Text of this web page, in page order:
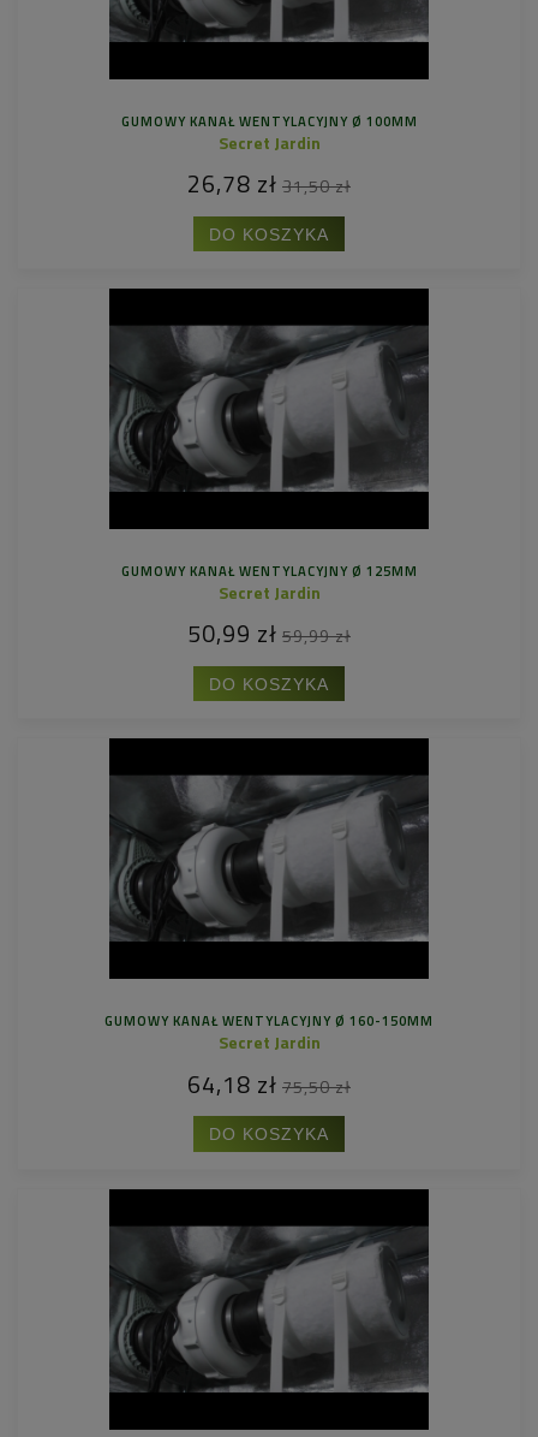
GUMOWY KANAŁ WENTYLACYJNY Ø 100MM
Secret Jardin
26,78 zł 31,50 zł
DO KOSZYKA
GUMOWY KANAŁ WENTYLACYJNY Ø 125MM
Secret Jardin
50,99 zł 59,99 zł
DO KOSZYKA
GUMOWY KANAŁ WENTYLACYJNY Ø 160-150MM
Secret Jardin
64,18 zł 75,50 zł
DO KOSZYKA